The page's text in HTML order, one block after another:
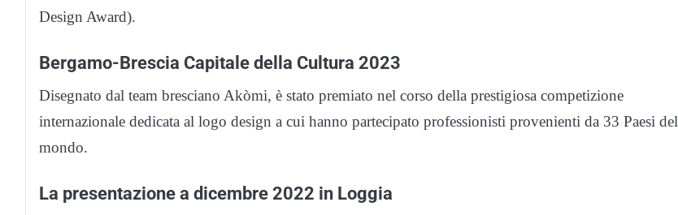
Design Award).
Bergamo-Brescia Capitale della Cultura 2023
Disegnato dal team bresciano Akòmi, è stato premiato nel corso della prestigiosa competizione
internazionale dedicata al logo design a cui hanno partecipato professionisti provenienti da 33 Paesi del
mondo.
La presentazione a dicembre 2022 in Loggia